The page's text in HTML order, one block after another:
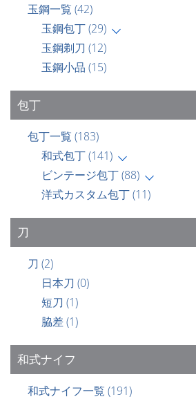
玉鋼一覧 (42)
玉鋼包丁(29)
玉鋼剃刀 (12)
玉鋼小品 (15)
包丁
包丁一覧 (183)
和式包丁(141)
ビンテージ包丁(88)
洋式カスタム包丁(11)
刀
刀 (2)
日本刀 (0)
短刀 (1)
脇差(1)
和式ナイフ
和式ナイフ一覧 (191)